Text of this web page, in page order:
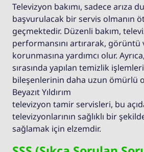
Televizyon bakımı, sadece arıza
başvurulacak bir servis olmanın
geçmektedir. Düzenli bakım,
performansını artırarak, görüntü
korunmasına yardımcı olur.
sırasında yapılan temizlik
bileşenlerinin daha uzun ömürlü
Beyazıt Yıldırım
televizyon tamir servisleri, bu
televizyonlarının sağlıklı bir
sağlamak için elzemdir.